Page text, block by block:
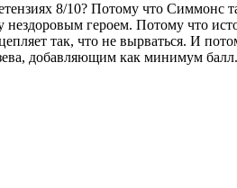
8/10? Потому что Симмонс
нездоровым героем. Потому что
так, что не вырваться. И
добавляющим как минимум балл.